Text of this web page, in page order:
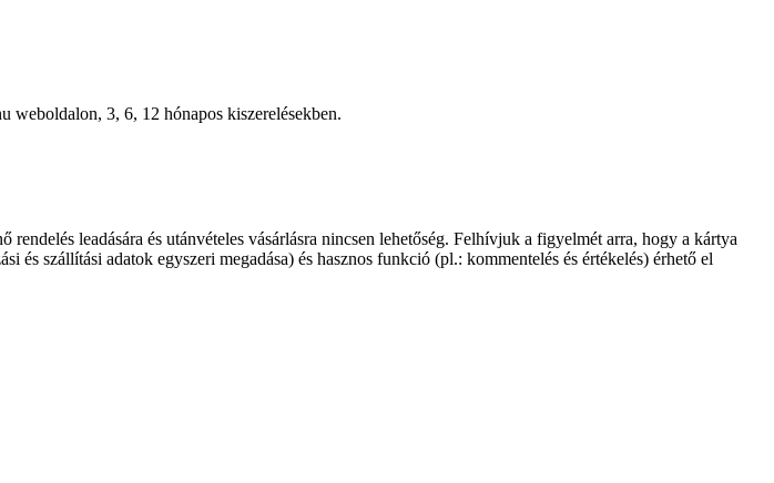
weboldalon, 3, 6, 12 hónapos kiszerelésekben.
leadására és utánvételes vásárlásra nincsen lehetőség. Felhívjuk a figyelmét arra, hogy a kártya
szállítási adatok egyszeri megadása) és hasznos funkció (pl.: kommentelés és értékelés) érhető el